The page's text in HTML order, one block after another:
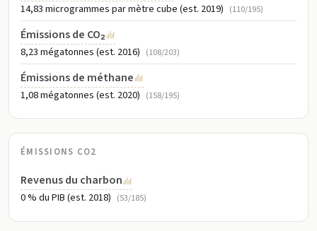
14,83 microgrammes par mètre cube (est. 2019) (110/195)
Émissions de CO₂
8,23 mégatonnes (est. 2016) (108/203)
Émissions de méthane
1,08 mégatonnes (est. 2020) (158/195)
ÉMISSIONS CO2
Revenus du charbon
0 % du PIB (est. 2018) (53/185)